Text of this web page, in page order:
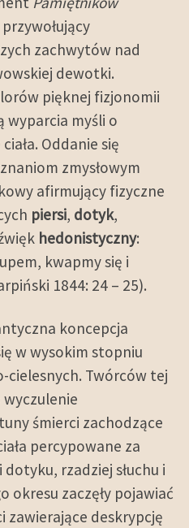
zachwytów nad
dewotki.
pięknej fizjonomii
wyparcia myśli o
Oddanie się
zmysłowym
afirmujący fizyczne
piersi, dotyk,
hedonistyczny:
kwapmy się i
1844: 24 – 25).
koncepcja
w wysokim stopniu
cielesnych. Twórców tej
śmierci zachodzące
percypowane za
rzadziej słuchu i
okresu zaczęły pojawiać
zawierające deskrypcję